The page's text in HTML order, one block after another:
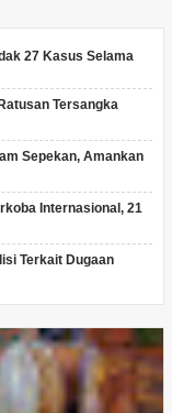
27 Kasus Selama
Tersangka
Sepekan, Amankan
Internasional, 21
Terkait Dugaan